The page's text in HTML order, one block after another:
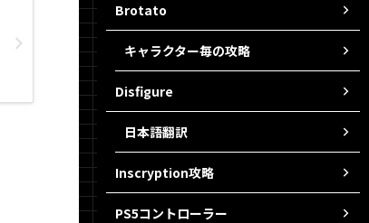
Brotato
キャラクター毎の攻略
Disfigure
日本語翻訳
Inscryption攻略
PS5コントローラー